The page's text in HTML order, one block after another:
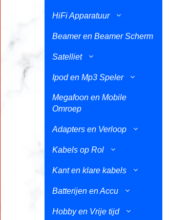
HiFi Apparatuur
Beamer en Beamer Scherm
Satelliet
Ipod en Mp3 Speler
Megafoon en Mobile
Omroep
Adapters en Verloop
Kabels op Rol
Kant en klare kabels
Batterijen en Accu
Hobby en Vrije tijd